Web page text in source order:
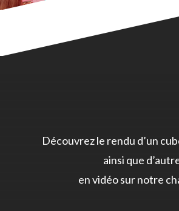
Découvrez le rendu d’un
ainsi que
en vidéo sur notre